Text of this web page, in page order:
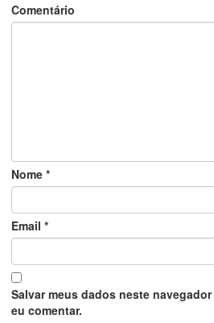
Comentário
Nome *
Email *
Salvar meus dados neste
eu comentar.